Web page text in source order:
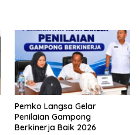
Pemko Langsa Gelar
Penilaian Gampong
Berkinerja Baik 2026